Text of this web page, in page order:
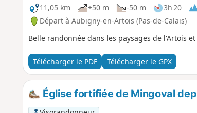
11,05 km
+50 m -50 m 3h 20
Départ à Aubigny-en-Artois (Pas-de-Calais)
Belle randonnée dans les paysages de l'Artois
Télécharger le PDF Télécharger le GPX
Église fortifiée de Mingoval